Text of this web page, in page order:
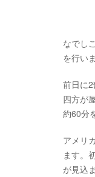
なでし
を行い
前日に
四方が
約60分
アメリ
ます。
が見込